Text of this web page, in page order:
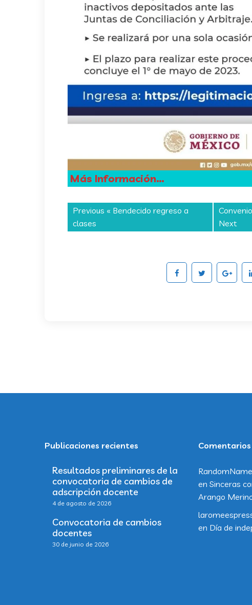
Más Información…
Previous « Bendecido regreso a
clases
Next
Olivia Vera Ortega
Como siempre el
con su experiencia nos
excelente ingeniero.
Publicaciones recientes
Resultados preliminares de la
convocatoria de cambios de
adscripción docente
4 de agosto de 2026
Convocatoria de cambios
docentes
30 de junio de 2026
en Sinceras
Arango
en Día de